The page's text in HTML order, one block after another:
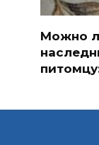
Можно